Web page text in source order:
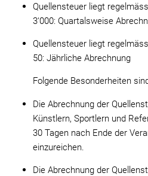
Quellensteuer liegt
3‘000: Quartalsweise
Quellensteuer liegt
50: Jährliche Abrechnung
Folgende Besonderheiten
Die Abrechnung der
Künstlern, Sportlern und
30 Tagen nach Ende der
einzureichen.
Die Abrechnung der